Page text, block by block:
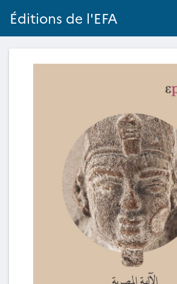
Éditions de l'EFA